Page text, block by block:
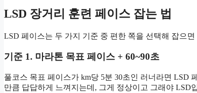
LSD 장거리 훈련 페이스 잡는 법
LSD 페이스는 두 가지 기준 중 편한 쪽을 선택해 잡으면
기준 1. 마라톤 목표 페이스 + 60~90초
풀코스 목표 페이스가 km당 5분 30초인 러너라면 LSD
만큼 답답하게 느껴지는데, 그게 정상이고 그래야 LSD